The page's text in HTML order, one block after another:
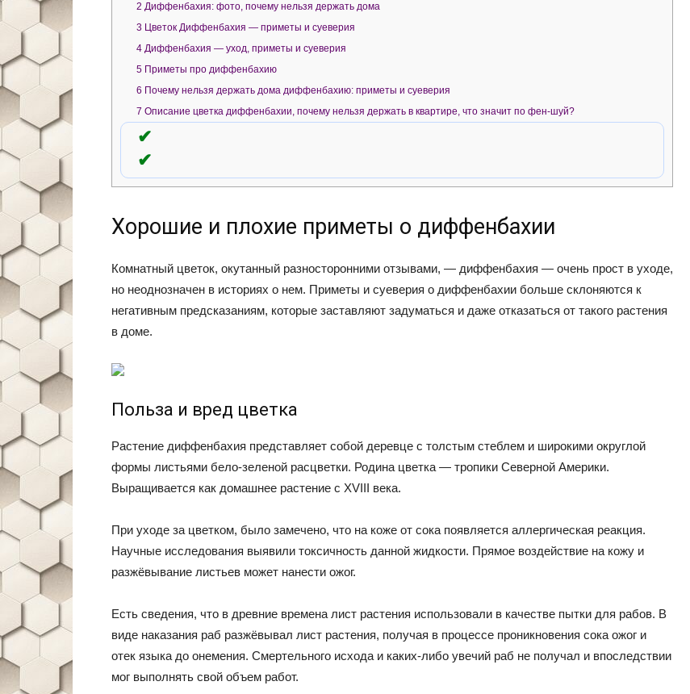
2 Диффенбахия: фото, почему нельзя держать дома
3 Цветок Диффенбахия — приметы и суеверия
4 Диффенбахия — уход, приметы и суеверия
5 Приметы про диффенбахию
6 Почему нельзя держать дома диффенбахию: приметы и суеверия
7 Описание цветка диффенбахии, почему нельзя держать в квартире, что значит по фен-шуй?
Хорошие и плохие приметы о диффенбахии
Комнатный цветок, окутанный разносторонними отзывами, — диффенбахия — очень прост в уходе,
но неоднозначен в историях о нем. Приметы и суеверия о диффенбахии больше склоняются к
негативным предсказаниям, которые заставляют задуматься и даже отказаться от такого растения
в доме.
Польза и вред цветка
Растение диффенбахия представляет собой деревце с толстым стеблем и широкими округлой
формы листьями бело-зеленой расцветки. Родина цветка — тропики Северной Америки.
Выращивается как домашнее растение с XVIII века.
При уходе за цветком, было замечено, что на коже от сока появляется аллергическая реакция.
Научные исследования выявили токсичность данной жидкости. Прямое воздействие на кожу и
разжёвывание листьев может нанести ожог.
Есть сведения, что в древние времена лист растения использовали в качестве пытки для рабов. В
виде наказания раб разжёвывал лист растения, получая в процессе проникновения сока ожог и
отек языка до онемения. Смертельного исхода и каких-либо увечий раб не получал и впоследствии
мог выполнять свой объем работ.